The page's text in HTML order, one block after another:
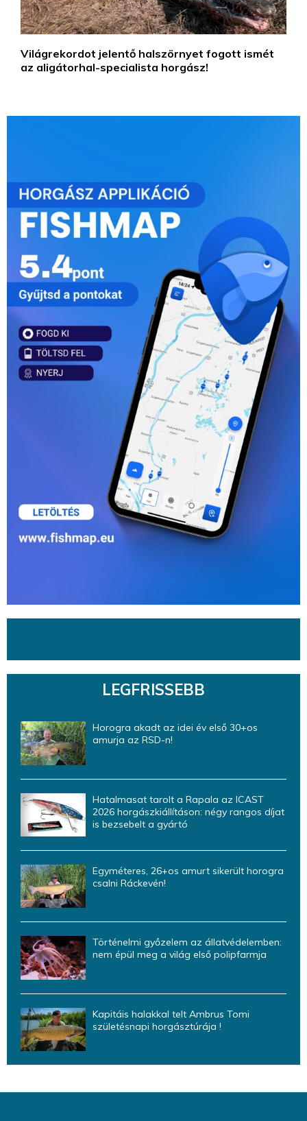
Világrekordot jelentő halszörnyet fogott ismét
az aligátorhal-specialista horgász!
LEGFRISSEBB
Horogra akadt az idei év első 30+os
amurja az RSD-n!
Hatalmasat tarolt a Rapala az ICAST
2026 horgászkiállításon: négy rangos díjat
is bezsebelt a gyártó
Egyméteres, 26+os amurt sikerült horogra
csalni Ráckevén!
Történelmi győzelem az állatvédelemben:
nem épül meg a világ első polipfarmja
Kapitáis halakkal telt Ambrus Tomi
születésnapi horgásztúrája !